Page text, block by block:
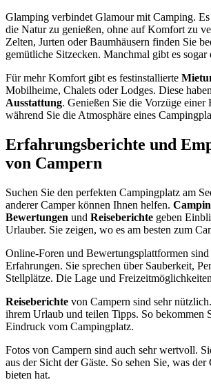
Glamping verbindet Glamour mit Camping.
die Natur zu genießen, ohne auf Komfort zu
Zelten, Jurten oder Baumhäusern finden Sie
gemütliche Sitzecken. Manchmal gibt es sogar
Für mehr Komfort gibt es festinstallierte
Mobilheime, Chalets oder Lodges. Diese
Ausstattung. Genießen Sie die Vorzüge einer
während Sie die Atmosphäre eines
Erfahrungsberichte und
von Campern
Suchen Sie den perfekten Campingplatz am
anderer Camper können Ihnen helfen.
Bewertungen und Reiseberichte geben
Urlauber. Sie zeigen, wo es am besten zum
Online-Foren und Bewertungsplattformen
Erfahrungen. Sie sprechen über Sauberkeit,
Stellplätze. Die Lage und
Reiseberichte von Campern sind sehr
ihrem Urlaub und teilen Tipps. So bekommen
Eindruck vom Campingplatz.
Fotos von Campern sind auch sehr wertvoll.
aus der Sicht der Gäste. So sehen Sie, was
bieten hat.